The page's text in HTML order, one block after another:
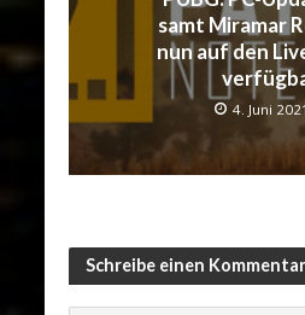
samt Miramar
nun auf den
4. Juni 2021
Schreibe einen Kommentar